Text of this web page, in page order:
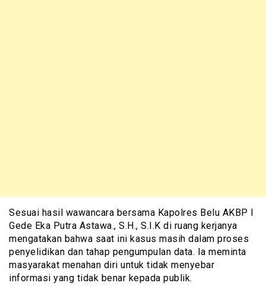
Sesuai hasil wawancara bersama Kapolres Belu AKBP I
Gede Eka Putra Astawa., S.H., S.I.K di ruang kerjanya
mengatakan bahwa saat ini kasus masih dalam proses
penyelidikan dan tahap pengumpulan data. Ia meminta
masyarakat menahan diri untuk tidak menyebar
informasi yang tidak benar kepada publik.